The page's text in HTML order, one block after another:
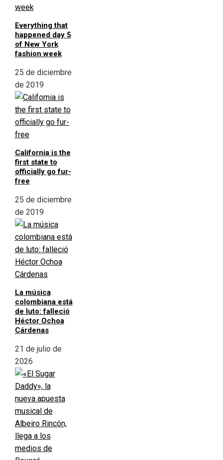
Everything that
happened day 5
of New York
fashion week
25 de diciembre
de 2019
California is the
first state to
officially go fur-
free
25 de diciembre
de 2019
La música
colombiana está
de luto: falleció
Héctor Ochoa
Cárdenas
21 de julio de
2026